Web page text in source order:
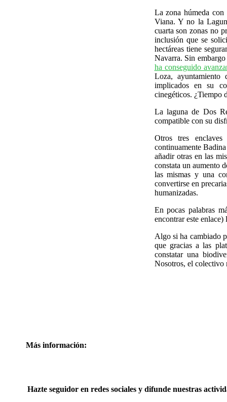
La zona húmeda con
Viana. Y no la
cuarta son zonas no
inclusión que se
hectáreas tiene
Navarra. Sin
ha conseguido
Loza, ayuntamiento
implicados en su
cinegéticos. ¿Tiempo
La laguna de Dos
compatible con su
Otros tres
continuamente
añadir otras en las
constata un aumento
las mismas y una
convertirse en
humanizadas.
En pocas palabras
encontrar este
Algo si ha cambiado
que gracias a las
constatar una
Nosotros, el colectivo
Más información:
Hazte seguidor en redes sociales y difunde nuestras